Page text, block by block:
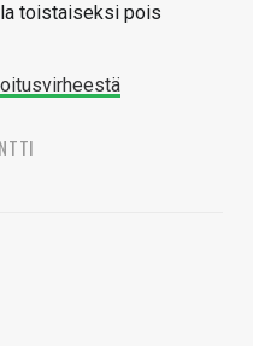
toistaiseksi pois